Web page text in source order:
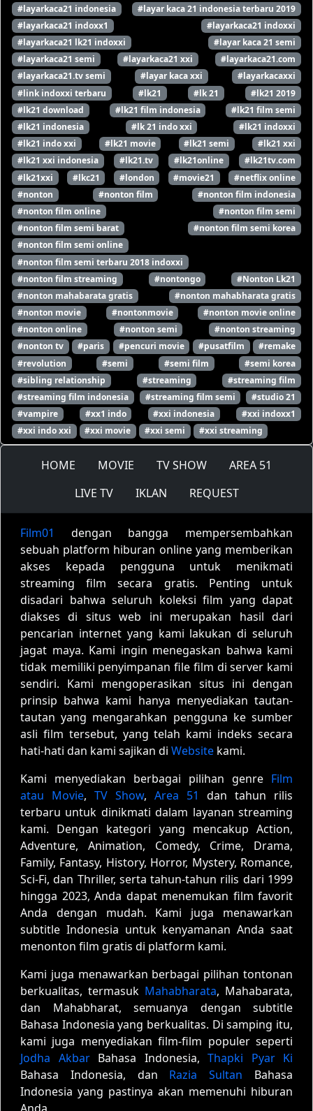
#layarkaca21 indonesia
#layar kaca 21 indonesia terbaru 2019
#layarkaca21 indoxx1
#layarkaca21 indoxxi
#layarkaca21 lk21 indoxxi
#layar kaca 21 semi
#layarkaca21 semi
#layarkaca21 xxi
#layarkaca21.com
#layarkaca21.tv semi
#layar kaca xxi
#layarkacaxxi
#link indoxxi terbaru
#lk21 #lk 21
#lk21 2019
#lk21 download
#lk21 film indonesia
#lk21 film semi
#lk21 indonesia
#lk 21 indo xxi
#lk21 indoxxi
#lk21 indo xxi
#lk21 movie #lk21 semi
#lk21 xxi
#lk21 xxi indonesia
#lk21.tv #lk21online
#lk21tv.com
#lk21xxi
#lkc21 #london #movie21
#netflix online
#nonton
#nonton film
#nonton film indonesia
#nonton film online
#nonton film semi
#nonton film semi barat
#nonton film semi korea
#nonton film semi online
#nonton film semi terbaru 2018 indoxxi
#nonton film streaming
#nontongo
#Nonton Lk21
#nonton mahabarata gratis
#nonton mahabharata gratis
#nonton movie
#nontonmovie
#nonton movie online
#nonton online
#nonton semi
#nonton streaming
#nonton tv
#paris #pencuri movie #pusatfilm
#remake
#revolution
#semi #semi film
#semi korea
#sibling relationship
#streaming
#streaming film
#streaming film indonesia
#streaming film semi
#studio 21
#vampire
#xx1 indo #xxi indonesia
#xxi indoxx1
#xxi indo xxi
#xxi movie #xxi semi #xxi streaming
HOME MOVIE TV SHOW
AREA 51
LIVE TV
IKLAN REQUEST
Film01
dengan bangga mempersembahkan
sebuah platform hiburan online yang memberikan
akses kepada pengguna untuk menikmati
streaming film secara gratis. Penting untuk
disadari bahwa seluruh koleksi film yang dapat
diakses di situs web ini merupakan hasil dari
pencarian internet yang kami lakukan di seluruh
jagat maya. Kami ingin menegaskan bahwa kami
tidak memiliki penyimpanan file film di server kami
sendiri. Kami mengoperasikan situs ini dengan
prinsip bahwa kami hanya menyediakan tautan-
tautan yang mengarahkan pengguna ke sumber
asli film tersebut, yang telah kami indeks secara
hati-hati dan kami sajikan di Website kami.
Kami menyediakan berbagai pilihan genre Film
atau Movie, TV Show, Area 51
dan tahun rilis
terbaru untuk dinikmati dalam layanan streaming
kami. Dengan kategori yang mencakup Action,
Adventure, Animation, Comedy, Crime, Drama,
Family, Fantasy, History, Horror, Mystery, Romance,
Sci-Fi, dan Thriller, serta tahun-tahun rilis dari 1999
hingga 2023, Anda dapat menemukan film favorit
Anda dengan mudah. Kami juga menawarkan
subtitle Indonesia untuk kenyamanan Anda saat
menonton film gratis di platform kami.
Kami juga menawarkan berbagai pilihan tontonan
berkualitas, termasuk Mahabharata, Mahabarata,
dan Mahabharat, semuanya dengan subtitle
Bahasa Indonesia yang berkualitas. Di samping itu,
kami juga menyediakan film-film populer seperti
Jodha AkbarBahasa Indonesia, Thapki Pyar Ki
Bahasa Indonesia, dan Razia Sultan Bahasa
Indonesia yang pastinya akan memenuhi hiburan